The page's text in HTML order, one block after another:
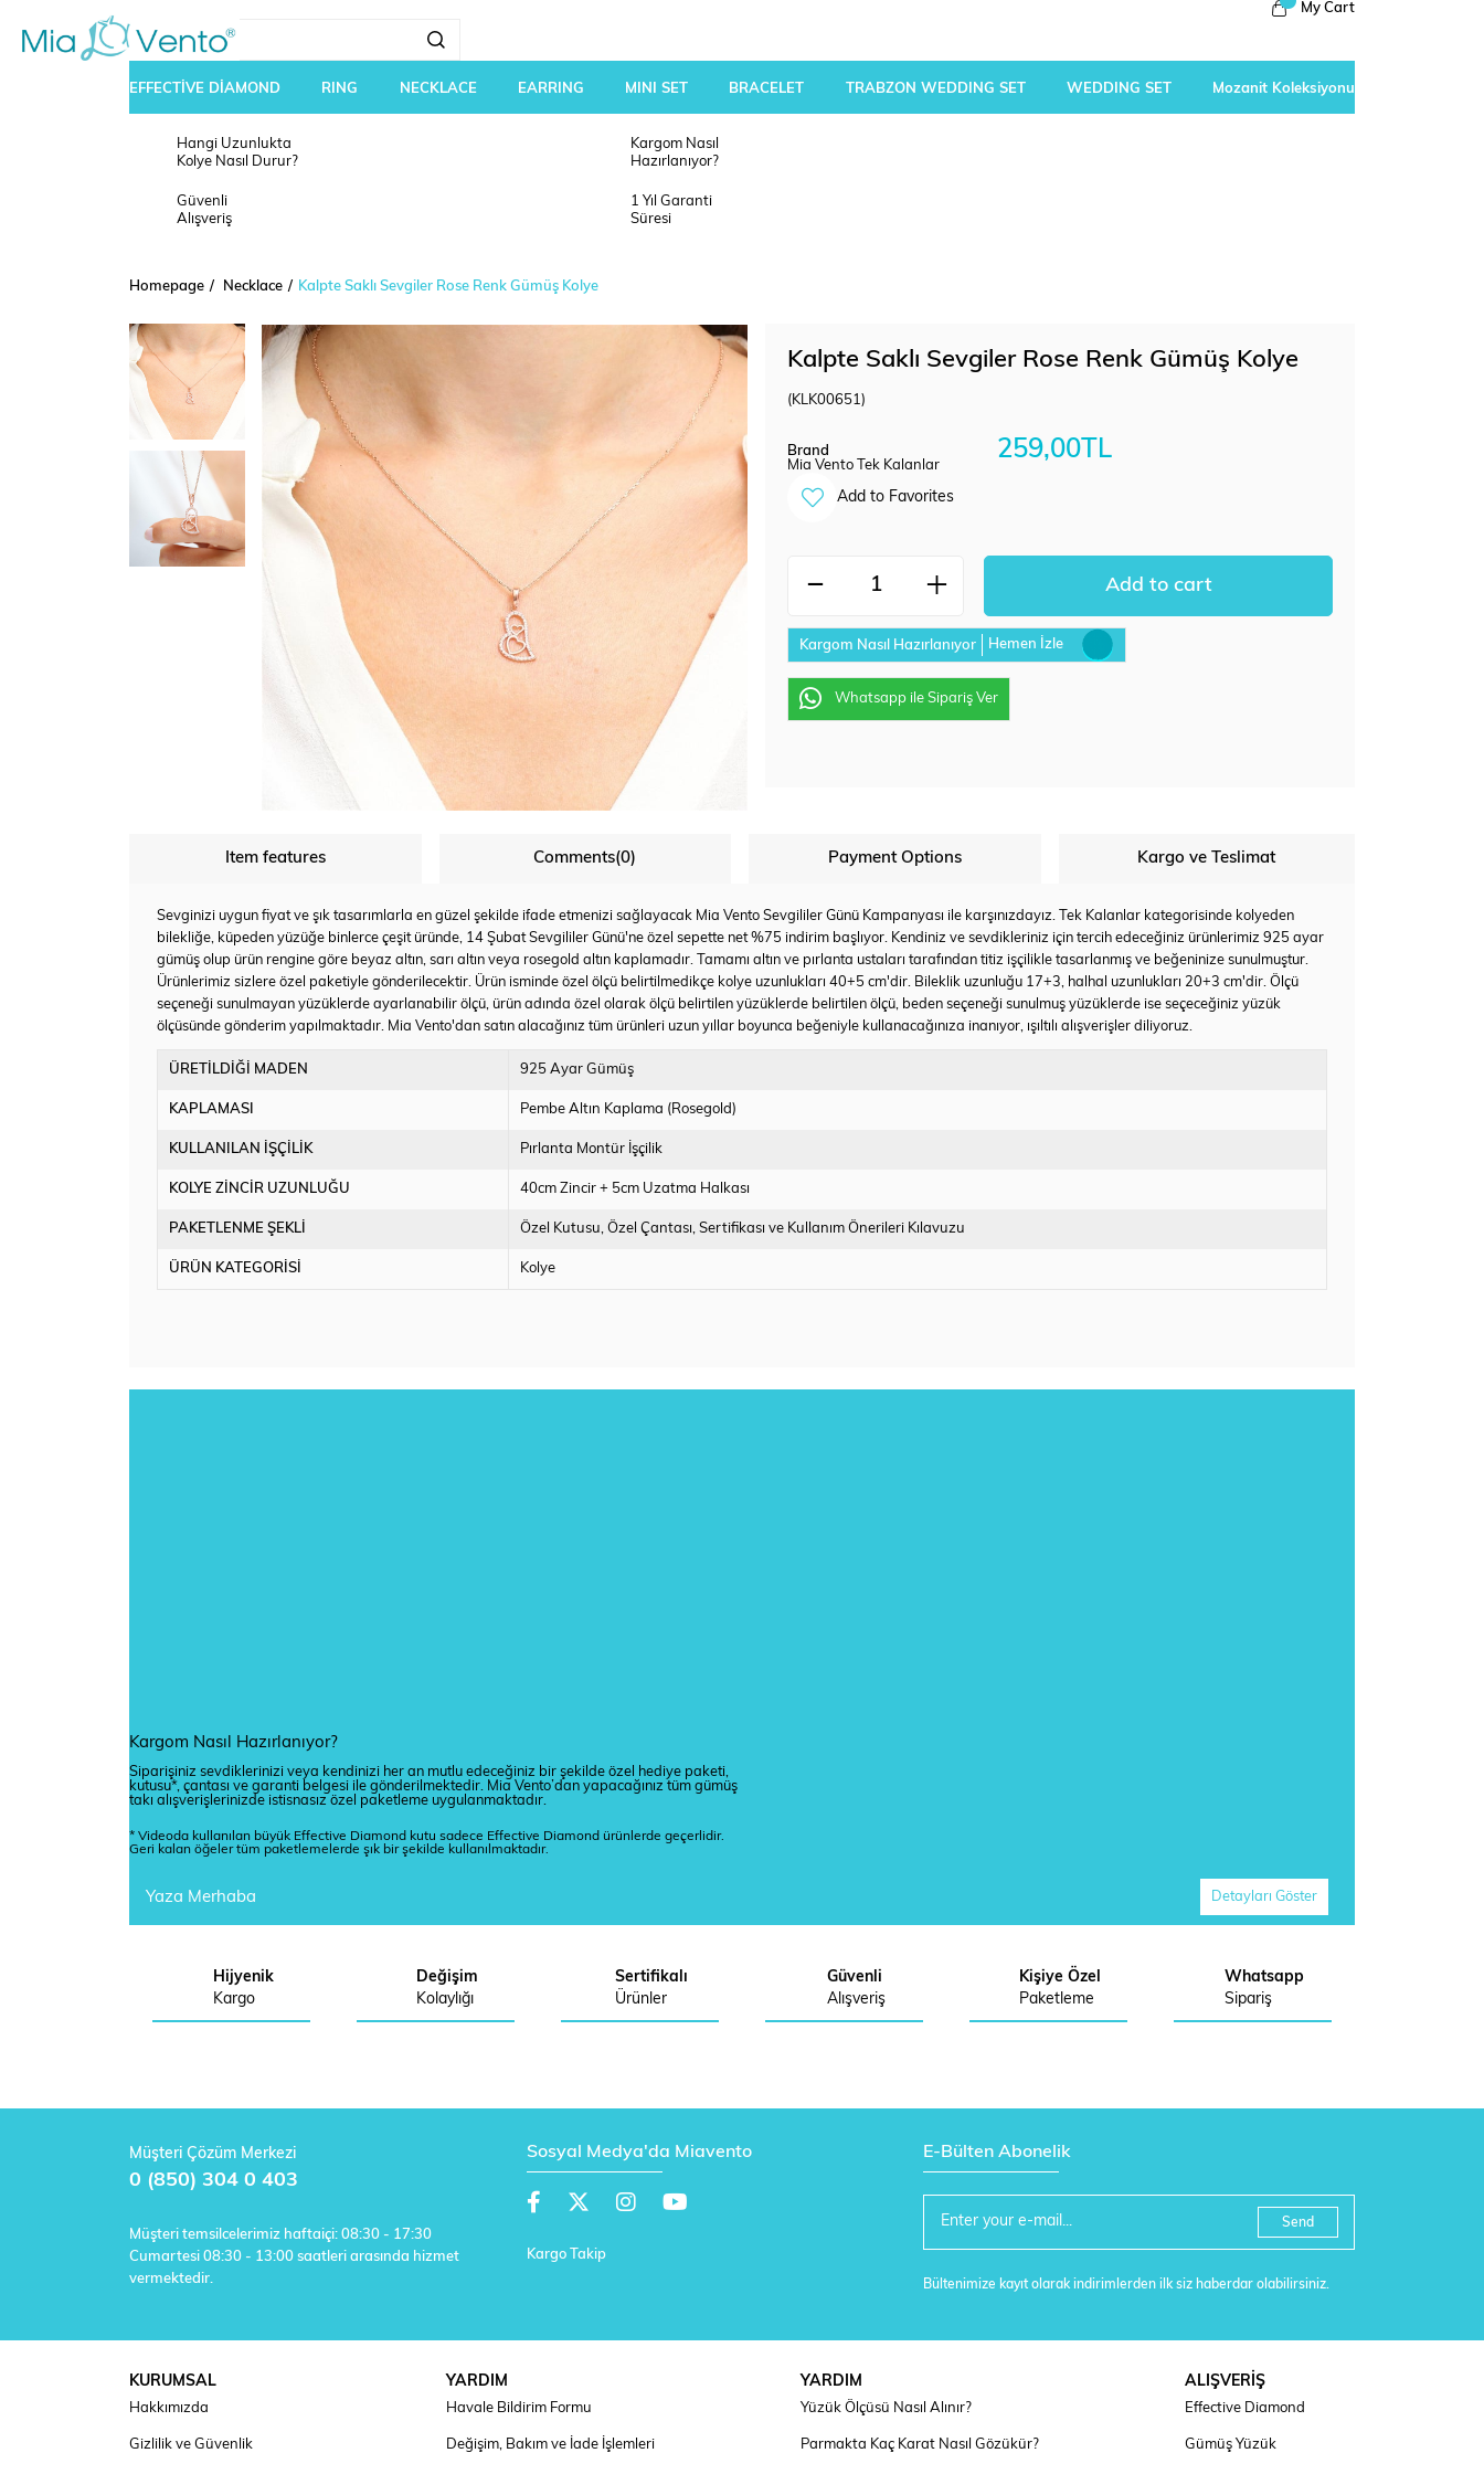
My Cart
EFFECTİVE DİAMOND RING NECKLACE EARRING MINI SET BRACELET TRABZON WEDDING SET WEDDING SET Mozanit Koleksiyonu
Hangi Uzunlukta
Kolye Nasıl Durur?
Kargom Nasıl
Hazırlanıyor?
Güvenli
Alışveriş
1 Yıl Garanti
Süresi
Homepage Necklace Kalpte Saklı Sevgiler Rose Renk Gümüş Kolye
Kalpte Saklı Sevgiler Rose Renk Gümüş Kolye
(KLK00651)
Brand
Mia Vento Tek Kalanlar
259,00TL
Add to Favorites
Kargom Nasıl Hazırlanıyor Hemen İzle
Whatsapp ile Sipariş Ver
Item features Comments(0) Payment Options Kargo ve Teslimat
Sevginizi uygun fiyat ve şık tasarımlarla en güzel şekilde ifade etmenizi sağlayacak Mia Vento Sevgililer Günü Kampanyası ile karşınızdayız. Tek Kalanlar kategorisinde kolyeden
bilekliğe, küpeden yüzüğe binlerce çeşit üründe, 14 Şubat Sevgililer Günü'ne özel sepette net %75 indirim başlıyor. Kendiniz ve sevdikleriniz için tercih edeceğiniz ürünlerimiz 925 ayar
gümüş olup ürün rengine göre beyaz altın, sarı altın veya rosegold altın kaplamadır. Tamamı altın ve pırlanta ustaları tarafından titiz işçilikle tasarlanmış ve beğeninize sunulmuştur.
Ürünlerimiz sizlere özel paketiyle gönderilecektir. Ürün isminde özel ölçü belirtilmedikçe kolye uzunlukları 40+5 cm'dir. Bileklik uzunluğu 17+3, halhal uzunlukları 20+3 cm'dir. Ölçü
seçeneği sunulmayan yüzüklerde ayarlanabilir ölçü, ürün adında özel olarak ölçü belirtilen yüzüklerde belirtilen ölçü, beden seçeneği sunulmuş yüzüklerde ise seçeceğiniz yüzük
ölçüsünde gönderim yapılmaktadır. Mia Vento'dan satın alacağınız tüm ürünleri uzun yıllar boyunca beğeniyle kullanacağınıza inanıyor, ışıltılı alışverişler diliyoruz.
ÜRETİLDİĞİ MADEN 925 Ayar Gümüş
KAPLAMASI Pembe Altın Kaplama (Rosegold)
KULLANILAN İŞÇİLİK Pırlanta Montür İşçilik
KOLYE ZİNCİR UZUNLUĞU 40cm Zincir + 5cm Uzatma Halkası
PAKETLENME ŞEKLİ Özel Kutusu Özel Çantası Sertifikası ve Kullanım Önerileri Kılavuzu
ÜRÜN KATEGORİSİ Kolye
Kargom Nasıl Hazırlanıyor?
Siparişiniz sevdiklerinizi veya kendinizi her an mutlu edeceğiniz bir şekilde özel hediye paketi,
kutusu*, çantası ve garanti belgesi ile gönderilmektedir. Mia Vento’dan yapacağınız tüm gümüş
takı alışverişlerinizde istisnasız özel paketleme uygulanmaktadır.
* Videoda kullanılan büyük Effective Diamond kutu sadece Effective Diamond ürünlerde geçerlidir.
Geri kalan öğeler tüm paketlemelerde şık bir şekilde kullanılmaktadır.
Yaza Merhaba Detayları Göster
Hijyenik
Kargo
Değişim
Kolaylığı
Sertifikalı
Ürünler
Güvenli
Alışveriş
Kişiye Özel
Paketleme
Whatsapp
Sipariş
Müşteri Çözüm Merkezi
0 (850) 304 0 403
Müşteri temsilcelerimiz haftaiçi: 08:30 - 17:30
Cumartesi 08:30 - 13:00 saatleri arasında hizmet
vermektedir.
Sosyal Medya'da Miavento
Kargo Takip
E-Bülten Abonelik
Send
Bültenimize kayıt olarak indirimlerden ilk siz haberdar olabilirsiniz.
KURUMSAL
Hakkımızda
Gizlilik ve Güvenlik
YARDIM
Havale Bildirim Formu
Değişim, Bakım ve İade İşlemleri
YARDIM
Yüzük Ölçüsü Nasıl Alınır?
Parmakta Kaç Karat Nasıl Gözükür?
ALIŞVERİŞ
Effective Diamond
Gümüş Yüzük